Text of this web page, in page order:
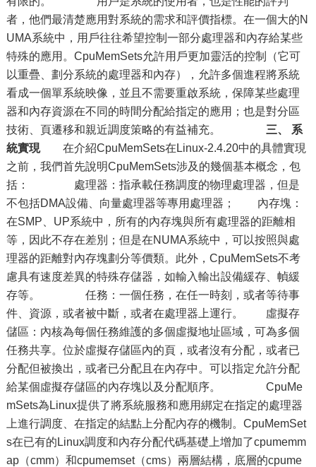
者，他們最清楚應用對系統的需求和評價指標。在一個大的N
UMA系統中，用戶往往希望控制一部分處理器和內存給某些
特殊的應用。CpuMemSets允許用戶更加靈活的控制（它可
以重疊、劃分系統的處理器和內存），允許多個進程將系統
看成一個單系統映像，並且不需要重啟系統，保障某些處理
器和內存資源在不同的時間分配給指定的應用；也是對分區
技術、頁遷移和親近調度策略的有益補充。 三、 系
統實現在介紹CpuMemSets在Linux-2.4.20中的具體實現
之前，我們首先說明CpuMemSets涉及的幾個基本概念，包
括： 處理器：指承載任務調度的物理處理器，但是
不包括DMA設備、向量處理器等專用處理器； 內存塊：
在SMP、UP系統中，所有的內存塊與所有處理器的距離相
等，因此不存在差別；但是在NUMA系統中，可以按照與處
理器的距離對內存塊劃分等價類。此外，CpuMemSets不考
慮具有速度差異的特殊存儲器，如輸入輸出設備緩存、幀緩
存等。 任務：一個任務，在任一時刻，或者等待事
件、資源，或者被中斷，或者在處理器上運行。 虛擬存
儲區：內核為每個任務維護的多個虛擬地址區域，可為多個
任務共享。位於虛擬存儲區內的頁，或者沒有分配，或者已
分配但被換出，或者已分配且在內存中。可以指定允許分配
給某個虛擬存儲區的內存塊以及分配順序。 CpuMe
mSets為Linux提供了將系統服務和應用綁定在指定的處理器
上進行調度、在指定的結點上分配內存的機制。CpuMemSet
s在已有的Linux調度和內存分配代碼基礎上增加了cpumemm
ap（cmm）和cpumemset（cms）兩層結構，底層的cpume